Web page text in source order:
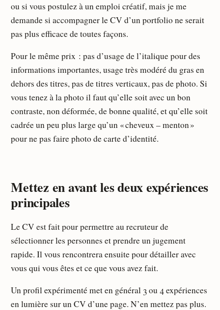
ou si vous postulez à un emploi créatif, mais je me
demande si accompagner le CV d’un portfolio ne serait
pas plus efficace de toutes façons.
Pour le même prix : pas d’usage de l’italique pour des
informations importantes, usage très modéré du gras en
dehors des titres, pas de titres verticaux, pas de photo. Si
vous tenez à la photo il faut qu’elle soit avec un bon
contraste, non déformée, de bonne qualité, et qu’elle soit
cadrée un peu plus large qu’un « cheveux – menton »
pour ne pas faire photo de carte d’identité.
Mettez en avant les deux expériences
principales
Le CV est fait pour permettre au recruteur de
sélectionner les personnes et prendre un jugement
rapide. Il vous rencontrera ensuite pour détailler avec
vous qui vous êtes et ce que vous avez fait.
Un profil expérimenté met en général 3 ou 4 expériences
en lumière sur un CV d’une page. N’en mettez pas plus.